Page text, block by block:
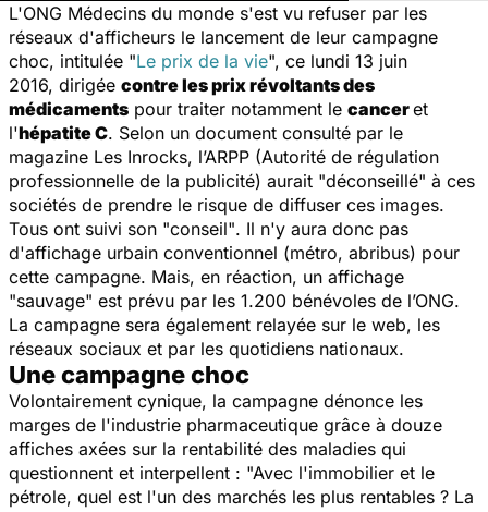
L'ONG Médecins du monde s'est vu refuser par les
réseaux d'afficheurs le lancement de leur campagne
choc, intitulée "Le prix de la vie", ce lundi 13 juin
2016, dirigée contre les prix révoltants des
médicaments pour traiter notamment le canceret
l'hépatite C. Selon un document consulté par le
magazine Les Inrocks, l’ARPP (Autorité de régulation
professionnelle de la publicité) aurait "déconseillé" à ces
sociétés de prendre le risque de diffuser ces images.
Tous ont suivi son "conseil". Il n'y aura donc pas
d'affichage urbain conventionnel (métro, abribus) pour
cette campagne. Mais, en réaction, un affichage
"sauvage" est prévu par les 1.200 bénévoles de l’ONG.
La campagne sera également relayée sur le web, les
réseaux sociaux et par les quotidiens nationaux.
Une campagne choc
Volontairement cynique, la campagne dénonce les
marges de l'industrie pharmaceutique grâce à douze
affiches axées sur la rentabilité des maladies qui
questionnent et interpellent : "Avec l'immobilier et le
pétrole, quel est l'un des marchés les plus rentables ? La